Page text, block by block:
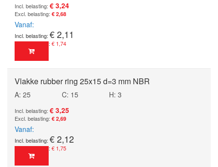
€ 3,24
€ 2,68
Vanaf
€ 2,11
€ 1,74
Vlakke rubber ring 25x15 d=3 mm NBR
A: 25 C: 15
H: 3
€ 3,25
€ 2,69
Vanaf
€ 2,12
€ 1,75